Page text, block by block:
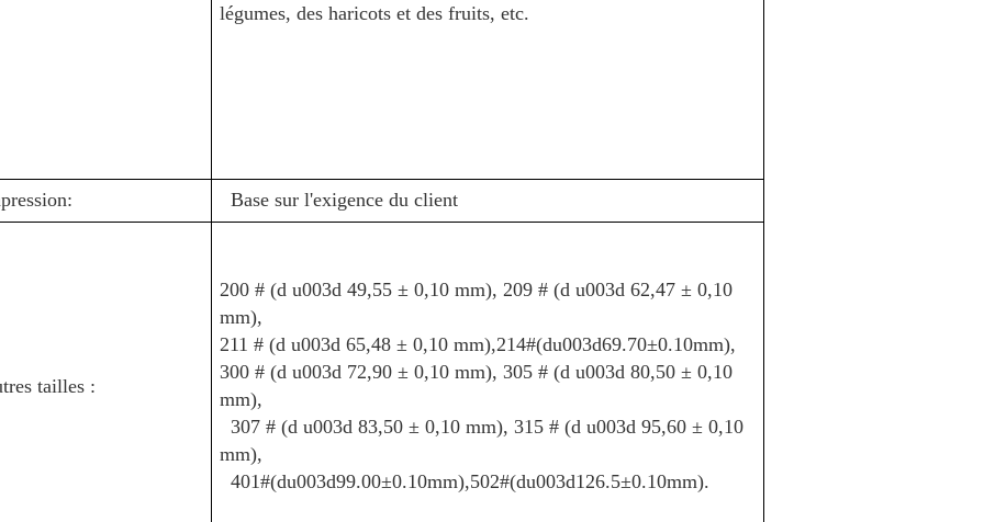
légumes, des haricots et des fruits, etc.
Base sur l'exigence du client
tailles :
200 # (d u003d 49,55 ± 0,10 mm), 209 # (d u003d 62,47 ± 0,10
mm),
211 # (d u003d 65,48 ± 0,10 mm),214#(du003d69.70±0.10mm),
300 # (d u003d 72,90 ± 0,10 mm), 305 # (d u003d 80,50 ± 0,10
mm),
307 # (d u003d 83,50 ± 0,10 mm), 315 # (d u003d 95,60 ± 0,10
mm),
401#(du003d99.00±0.10mm),502#(du003d126.5±0.10mm).